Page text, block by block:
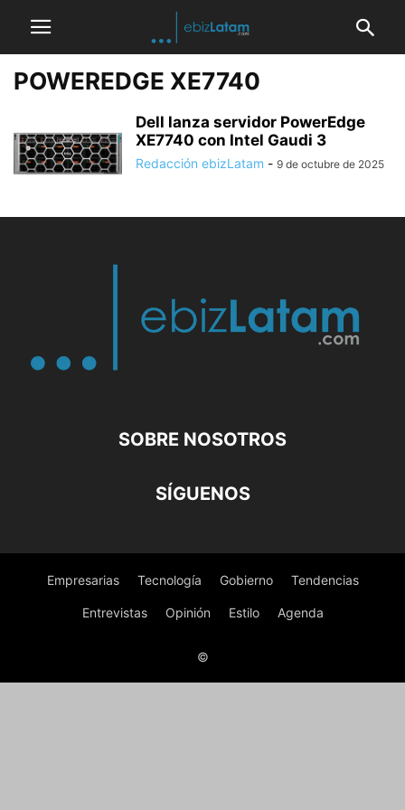
POWEREDGE XE7740
Dell lanza servidor PowerEdge
XE7740 con Intel Gaudi 3
Redacción ebizLatam - 9 de octubre de 2025
SOBRE NOSOTROS
SÍGUENOS
Empresarias Tecnología Gobierno Tendencias
Entrevistas Opinión Estilo Agenda
©